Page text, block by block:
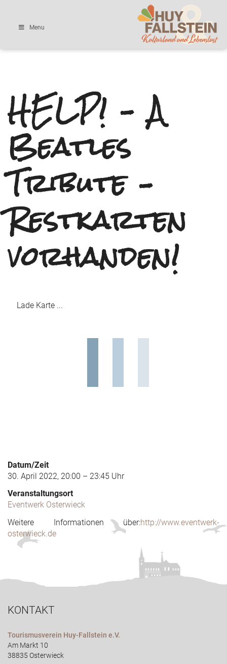
Menu
HELP! – A
Beatles
Tribute –
Restkarten
vorhanden!
Lade Karte ...
Datum/Zeit
30. April 2022, 20:00 – 23:45 Uhr
Veranstaltungsort
Eventwerk Osterwieck
Weitere Informationen über:http://www.eventwerk-
osterwieck.de
KONTAKT
Tourismusverein Huy-Fallstein e.V.
Am Markt 10
38835 Osterwieck